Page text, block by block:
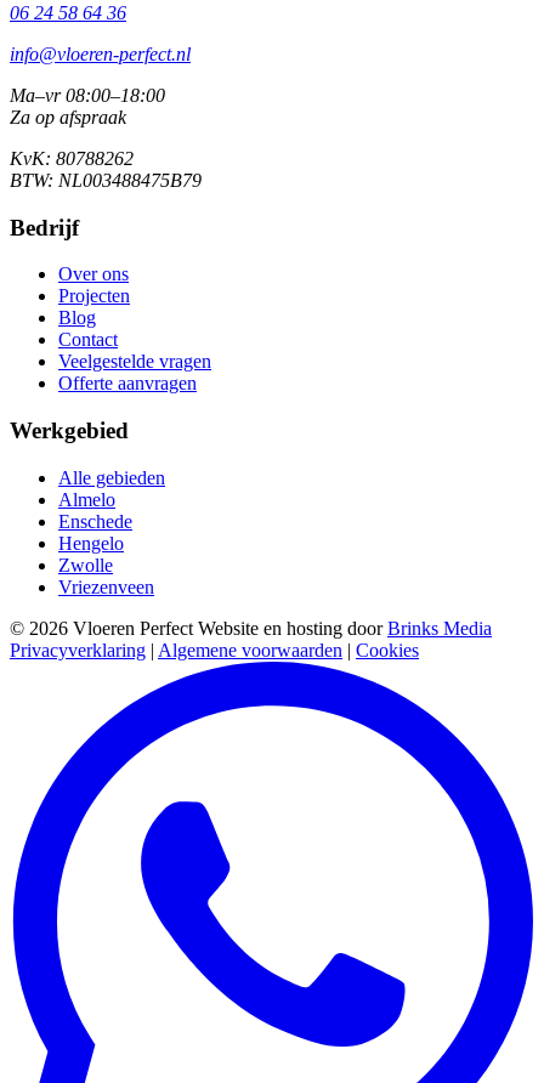
06 24 58 64 36
info@vloeren-perfect.nl
Ma–vr 08:00–18:00
Za op afspraak
KvK: 80788262
BTW: NL003488475B79
Bedrijf
Over ons
Projecten
Blog
Contact
Veelgestelde vragen
Offerte aanvragen
Werkgebied
Alle gebieden
Almelo
Enschede
Hengelo
Zwolle
Vriezenveen
© 2026 Vloeren Perfect Website en hosting doorBrinks Media
Privacyverklaring | Algemene voorwaarden | Cookies